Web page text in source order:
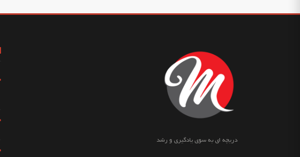
دریچه ای به سوی یادگیری و رشد